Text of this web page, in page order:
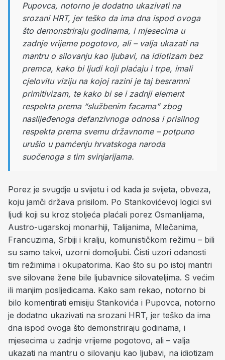
Pupovca, notorno je dodatno ukazivati na
srozani HRT, jer teško da ima dna ispod ovoga
što demonstriraju godinama, i mjesecima u
zadnje vrijeme pogotovo, ali – valja ukazati na
mantru o silovanju kao ljubavi, na idiotizam bez
premca, kako bi ljudi koji plaćaju i trpe, imali
cjelovitu viziju na kojoj razini je taj besramni
primitivizam, te kako bi se i zadnji element
respekta prema “službenim facama” zbog
naslijeđenoga defanzivnoga odnosa i prisilnog
respekta prema svemu državnome – potpuno
urušio u pamćenju hrvatskoga naroda
suočenoga s tim svinjarijama.
Porez je svugdje u svijetu i od kada je svijeta, obveza,
koju jamči država prisilom. Po Stankovićevoj logici svi
ljudi koji su kroz stoljeća plaćali porez Osmanlijama,
Austro-ugarskoj monarhiji, Talijanima, Mlečanima,
Francuzima, Srbiji i kralju, komunističkom režimu – bili
su samo takvi, uzorni domoljubi. Čisti uzori odanosti
tim režimima i okupatorima. Kao što su po istoj mantri
sve silovane žene bile ljubavnice silovateljima. S većim
ili manjim posljedicama. Kako sam rekao, notorno bi
bilo komentirati emisiju Stankovića i Pupovca, notorno
je dodatno ukazivati na srozani HRT, jer teško da ima
dna ispod ovoga što demonstriraju godinama, i
mjesecima u zadnje vrijeme pogotovo, ali – valja
ukazati na mantru o silovanju kao ljubavi, na idiotizam